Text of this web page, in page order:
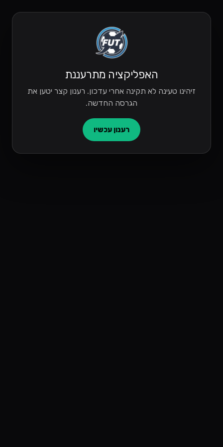
האפליקציה מתרעננת
זיהינו טעינה לא תקינה אחרי עדכון. רענון קצר יטען את
הגרסה החדשה.
רענון עכשיו